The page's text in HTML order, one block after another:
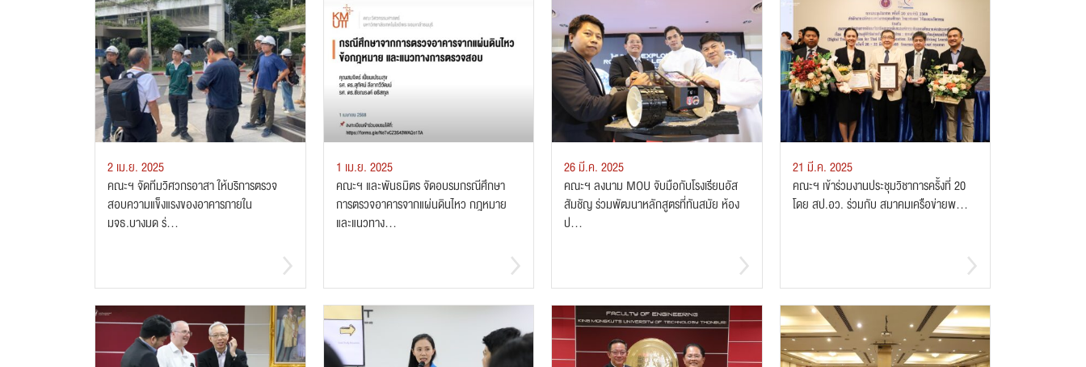
2 เม.ย. 2025
คณะฯ จัดทีมวิศวกรอาสา ให้บริการตรวจ
สอบความแข็งแรงของอาคารภายใน
มจธ.บางมด ร่...
1 เม.ย. 2025
คณะฯ และพันธมิตร จัดอบรมกรณีศึกษา
การตรวจอาคารจากแผ่นดินไหว กฎหมาย
และแนวทาง...
26 มี.ค. 2025
คณะฯ ลงนาม MOU จับมือกับโรงเรียนอัส
สัมชัญ ร่วมพัฒนาหลักสูตรที่ทันสมัย ห้อง
ป...
21 มี.ค. 2025
คณะฯ เข้าร่วมงานประชุมวิชาการครั้งที่ 20
โดย สป.อว. ร่วมกับ สมาคมเครือข่ายพ...